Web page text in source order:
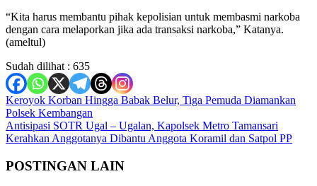
“Kita harus membantu pihak kepolisian untuk membasmi narkoba
dengan cara melaporkan jika ada transaksi narkoba,” Katanya.
(ameltul)
Sudah dilihat : 635
Navigasi
pos
Keroyok Korban Hingga Babak Belur, Tiga Pemuda Diamankan
Polsek Kembangan
Antisipasi SOTR Ugal – Ugalan, Kapolsek Metro Tamansari
Kerahkan Anggotanya Dibantu Anggota Koramil dan Satpol PP
POSTINGAN LAIN